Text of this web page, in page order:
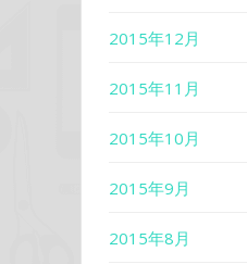
2015年12月
2015年11月
2015年10月
2015年9月
2015年8月